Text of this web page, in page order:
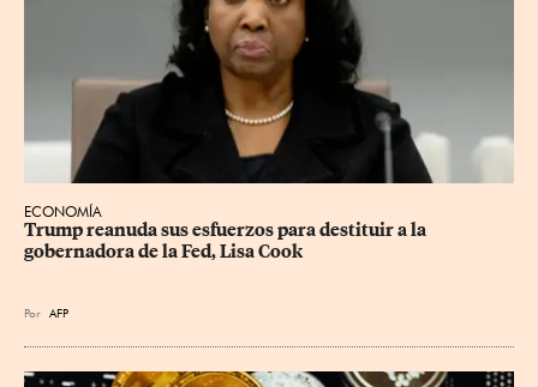
ECONOMÍA
Trump reanuda sus esfuerzos para destituir a la
gobernadora de la Fed, Lisa Cook
Por AFP